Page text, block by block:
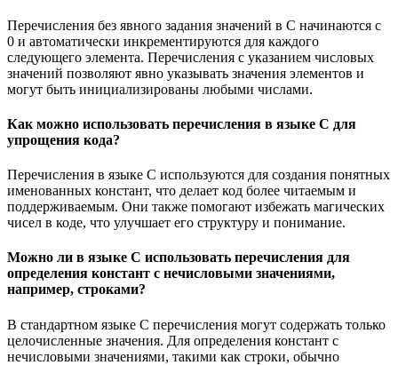
Перечисления без явного задания значений в C начинаются с
0 и автоматически инкрементируются для каждого
следующего элемента. Перечисления с указанием числовых
значений позволяют явно указывать значения элементов и
могут быть инициализированы любыми числами.
Как можно использовать перечисления в языке C для
упрощения кода?
Перечисления в языке C используются для создания понятных
именованных констант, что делает код более читаемым и
поддерживаемым. Они также помогают избежать магических
чисел в коде, что улучшает его структуру и понимание.
Можно ли в языке C использовать перечисления для
определения констант с нечисловыми значениями,
например, строками?
В стандартном языке C перечисления могут содержать только
целочисленные значения. Для определения констант с
нечисловыми значениями, такими как строки, обычно